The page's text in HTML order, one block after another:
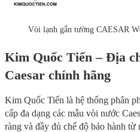
Vòi lạnh gắn tường CAESAR
Kim Quốc Tiến – Địa
Caesar chính hãng
Kim Quốc Tiến là hệ thống phân
cấp đa dạng các mẫu vòi nước
ràng và đầy đủ chế độ bảo hành từ